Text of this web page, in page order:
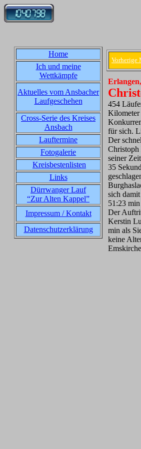
Home
Ich und meine
Wettkämpfe
Aktuelles vom Ansbacher
Laufgeschehen
Cross-Serie des Kreises
Ansbach
Lauftermine
Fotogalerie
Kreisbestenlisten
Links
Dürrwanger Lauf
“Zur Alten Kappel”
Impressum / Kontakt
Datenschutzerklärung
Vorherige
454
Kilometer
für sich.
Der
Christoph
seiner
35
sich
51:23
Der
Kerstin
min als
keine